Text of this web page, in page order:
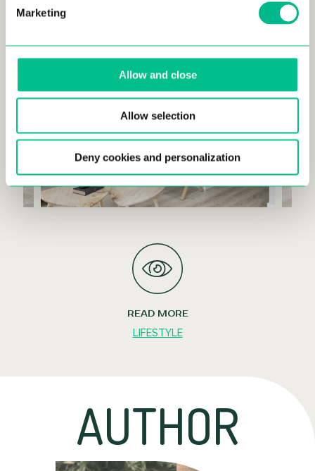
Marketing
Allow and close
Allow selection
Deny cookies and personalization
READ MORE
LIFESTYLE
AUTHOR